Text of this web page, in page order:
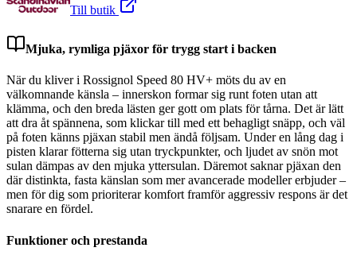
Till butik
Mjuka, rymliga pjäxor för trygg start i backen
När du kliver i Rossignol Speed 80 HV+ möts du av en
välkomnande känsla – innerskon formar sig runt foten utan att
klämma, och den breda lästen ger gott om plats för tårna. Det är lätt
att dra åt spännena, som klickar till med ett behagligt snäpp, och väl
på foten känns pjäxan stabil men ändå följsam. Under en lång dag i
pisten klarar fötterna sig utan tryckpunkter, och ljudet av snön mot
sulan dämpas av den mjuka yttersulan. Däremot saknar pjäxan den
där distinkta, fasta känslan som mer avancerade modeller erbjuder –
men för dig som prioriterar komfort framför aggressiv respons är det
snarare en fördel.
Funktioner och prestanda